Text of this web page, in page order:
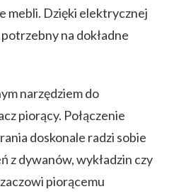
mebli. Dzięki elektrycznej
na dokładne
narzędziem do
piorący. Połączenie
doskonale radzi sobie
z dywanów, wykładzin czy
piorącemu